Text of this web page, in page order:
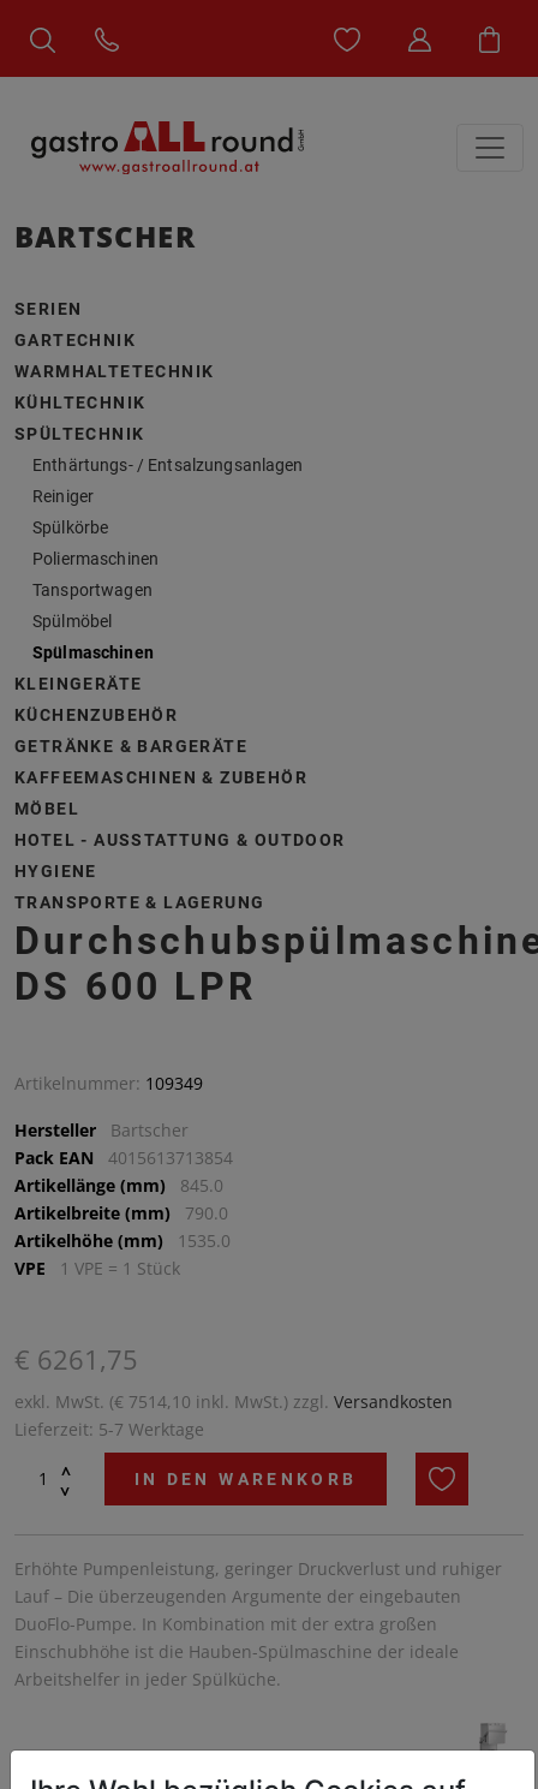
BARTSCHER
SERIEN
GARTECHNIK
WARMHALTETECHNIK
KÜHLTECHNIK
SPÜLTECHNIK
Enthärtungs- / Entsalzungsanlagen
Reiniger
Spülkörbe
Poliermaschinen
Tansportwagen
Spülmöbel
Spülmaschinen
KLEINGERÄTE
KÜCHENZUBEHÖR
GETRÄNKE & BARGERÄTE
KAFFEEMASCHINEN & ZUBEHÖR
MÖBEL
HOTEL - AUSSTATTUNG & OUTDOOR
HYGIENE
TRANSPORTE & LAGERUNG
DS 600 LPR
Artikelnummer: 109349
Hersteller
Bartscher
Pack EAN
4015613713854
Artikellänge (mm)
845.0
Artikelbreite (mm)
790.0
Artikelhöhe (mm)
1535.0
VPE
1 VPE = 1 Stück
€ 6261,75
exkl. MwSt. (€ 7514,10 inkl. MwSt.) zzgl. Versandkosten
Lieferzeit: 5-7 Werktage
^
^
IN DEN WARENKORB
Erhöhte Pumpenleistung, geringer Druckverlust und ruhiger
Lauf – Die überzeugenden Argumente der eingebauten
DuoFlo-Pumpe. In Kombination mit der extra großen
Einschubhöhe ist die Hauben-Spülmaschine der ideale
Arbeitshelfer in jeder Spülküche.